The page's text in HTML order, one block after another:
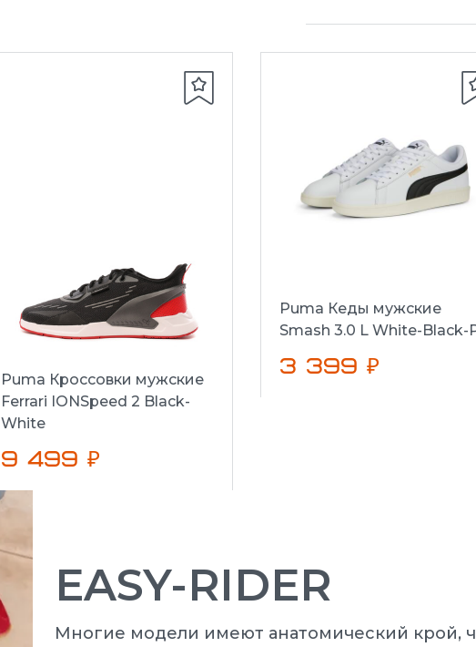
Puma Кроссовки мужские
Ferrari IONSpeed 2 Black-
White
9 499 ₽
Puma Кеды мужские
Smash 3.0 L White-Black-
3 399 ₽
EASY-RIDER
Многие модели имеют анатомический крой,